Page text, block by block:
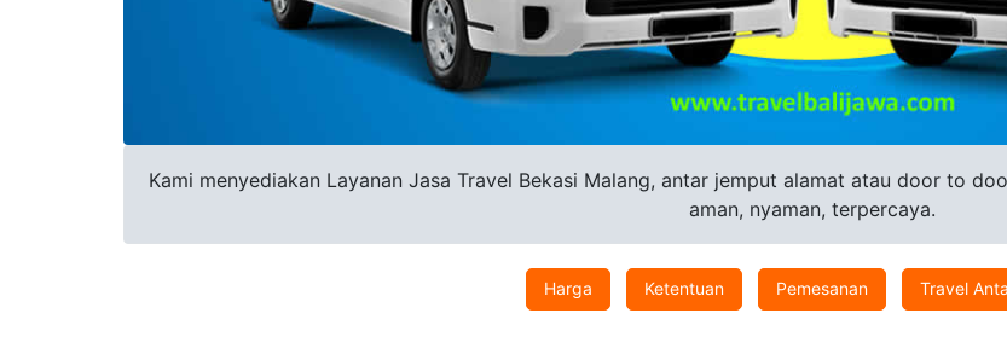
Kami menyediakan Layanan Jasa Travel Bekasi Malang, antar jemput alamat atau door to
aman, nyaman, terpercaya.
Harga Ketentuan Pemesanan Travel